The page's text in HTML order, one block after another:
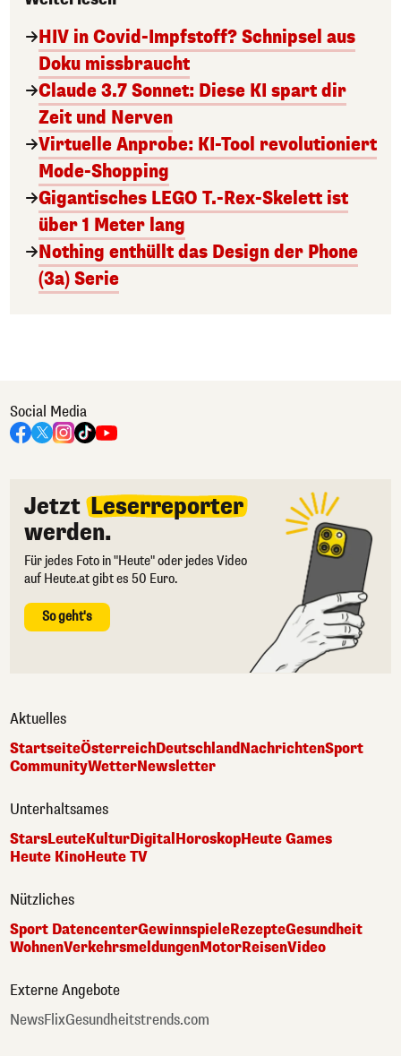
HIV in Covid-Impfstoff? Schnipsel aus
Doku missbraucht
Claude 3.7 Sonnet: Diese KI spart dir
Zeit und Nerven
Virtuelle Anprobe: KI-Tool revolutioniert
Mode-Shopping
Gigantisches LEGO T.-Rex-Skelett ist
über 1 Meter lang
Nothing enthüllt das Design der Phone
(3a) Serie
Social Media
Jetzt Leserreporter
werden.
Für jedes Foto in "Heute" oder jedes Video
auf Heute.at gibt es 50 Euro.
So geht's
Aktuelles
StartseiteÖsterreichDeutschlandNachrichtenSport
CommunityWetterNewsletter
Unterhaltsames
StarsLeuteKulturDigital HoroskopHeute Games
Heute KinoHeute TV
Nützliches
Sport DatencenterGewinnspieleRezepteGesundheit
WohnenVerkehrsmeldungenMotorReisenVideo
Externe Angebote
NewsFlixGesundheitstrends.com